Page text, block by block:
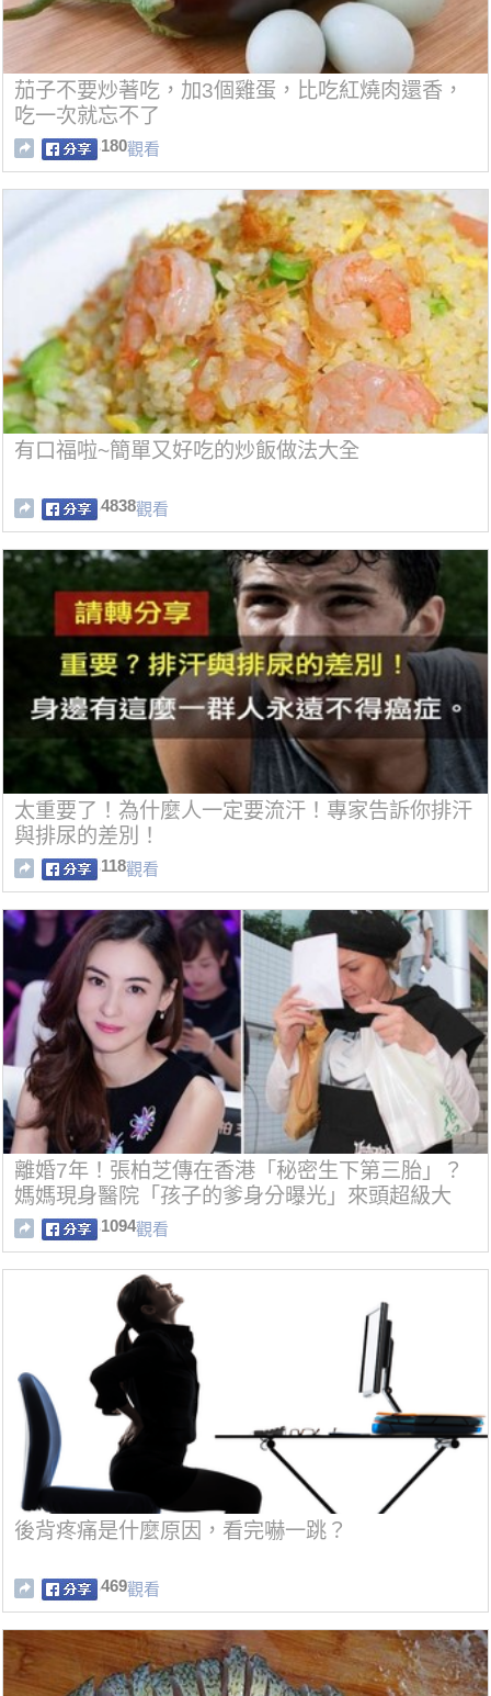
茄子不要炒著吃，加3個雞蛋，比吃紅燒肉還香，
吃一次就忘不了
180觀看
有口福啦~簡單又好吃的炒飯做法大全
4838觀看
太重要了！為什麼人一定要流汗！專家告訴你排汗
與排尿的差別！
118觀看
離婚7年！張柏芝傳在香港「秘密生下第三胎」？
媽媽現身醫院「孩子的爹身分曝光」來頭超級大
1094觀看
後背疼痛是什麼原因，看完嚇一跳？
469觀看